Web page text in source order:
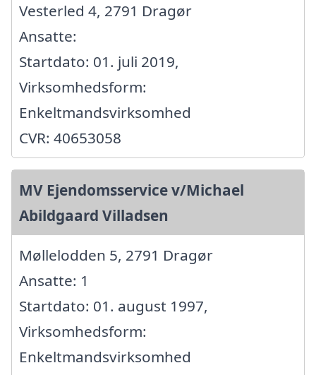
Vesterled 4, 2791 Dragør
Ansatte:
Startdato: 01. juli 2019,
Virksomhedsform:
Enkeltmandsvirksomhed
CVR: 40653058
MV Ejendomsservice v/Michael
Abildgaard Villadsen
Møllelodden 5, 2791 Dragør
Ansatte: 1
Startdato: 01. august 1997,
Virksomhedsform:
Enkeltmandsvirksomhed